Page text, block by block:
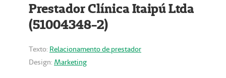
Prestador Clínica Itaipú Ltda
(51004348-2)
Texto: Relacionamento de prestador
Design: Marketing